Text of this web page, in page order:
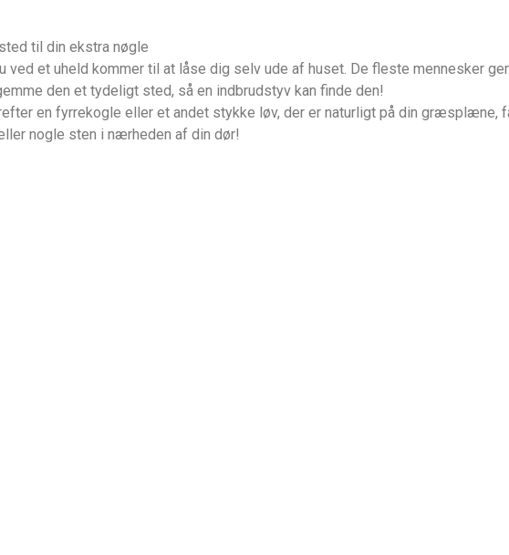
til din ekstra nøgle
ved et uheld kommer til at låse dig selv ude af huset. De fleste mennesker
den et tydeligt sted, så en indbrudstyv kan finde den!
en fyrrekogle eller et andet stykke løv, der er naturligt på din græsplæne,
nogle sten i nærheden af din dør!